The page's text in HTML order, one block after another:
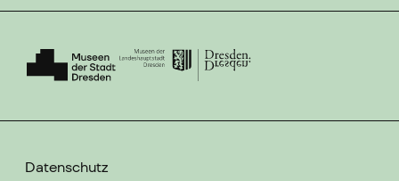
Datenschutz